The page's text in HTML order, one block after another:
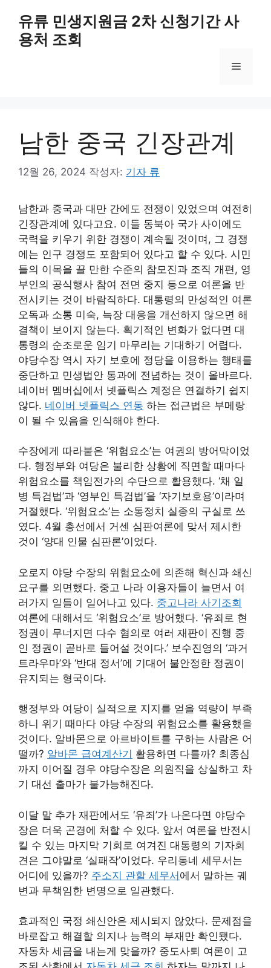
유류 민생지원금 2차 신청기간 사
용처 조회
메
남한 중국 긴장관계
12월 26, 2024 작성자: 기자 류
남한과 중국과 대만 간에도 전쟁이 있었으며 여전히
긴장관계에 있다고요. 이들 동북아 국가 사이에도
국력을 키우기 위한 경쟁이 계속될 것이며, 그 경쟁
에는 인구 경쟁도 포함되어 있다고 할 수 있다. 시민
들의 이목을 끌 만한 수준의 참모진과 조직 개편, 영
부인의 공식행사 참여 전면 중지 등으로 여론을 반
전시키는 것이 바람직하다. 대통령의 만성적인 여론
오독과 소통 미숙, 늑장 대응을 개선하지 않으면 해
결책이 보이지 않는다. 획기적인 변화가 없다면 대
통령의 순조로운 임기 마무리는 기대하기 어렵다.
야당수장 역시 자기 보호에 정당을 이용하는 행태를
중단하고 민생법안 통과에 전념하는 것이 올바르다.
네이버 멤버십에서 넷플릭스 계정은 연결하기 쉽지
않다. 네이버 넷플릭스 연동 하는 접근법은 부메랑
이 될 수 있음을 인식해야 한다.
수장에게 따라붙은 ‘위험요소’는 여권의 방어막이었
다. 행정부와 여당은 불리한 상황에 직면할 때마다
위험요소를 책임전가의 수단으로 활용했다. ‘채 일
병 특검법’과 ‘영부인 특검법’을 ‘자기보호용’이라며
거절했다. ‘위험요소’는 소통정치 실종의 구실로 쓰
였다. 4월 총선에서 거센 심판여론에 맞서 제시한
것이 ‘양대 인물 심판론’이었다.
오로지 야당 수장의 위험요소에 의존해 혁신과 쇄신
요구를 외면했다. 중고 나라 이용자들이 늘면서 여
러가지 일들이 일어나고 있다. 중고나라 사기조회
여론에 대해서도 ‘위험요소’로 방어했다. ‘유죄로 현
정권이 무너지면 다수 혐의로 여러 재판이 진행 중
인 정권이 곧바로 들어설 것이다.’ 보수진영의 ‘과거
트라우마’와 ‘반대 정서’에 기대어 불안정한 정권이
유지되는 형국이다.
행정부와 여당이 실적으로 지지를 얻을 역량이 부족
하니 위기 때마다 야당 수장의 위험요소를 활용했을
것이다. 알바몬으로 아르바이트를 구하는 사람은 어
떨까? 알바몬 급여계산기 활용하면 다를까? 최종심
까지 이어질 경우 야당수장은 의원직을 상실하고 차
기 대선 출마가 불가능해진다.
이달 말 추가 재판에서도 ‘유죄’가 나온다면 야당수
장은 더욱 곤경에 처할 수 있다. 앞서 여론을 반전시
킬 수 있는 마지막 기회로 여겨진 대통령의 기자회
견은 그야말로 ‘실패작’이었다. 우리동네 세무서는
어디에 있을까? 주소지 관할 세무서에서 말하는 궤
변과 무책임한 변명으로 일관했다.
효과적인 국정 쇄신안은 제시되지 않았다. 문제점을
바로잡고 해결할 의지나 능력의 부재만 확인됐다.
자동차 세금을 내는게 맞을까? 중도사퇴 여론이 고